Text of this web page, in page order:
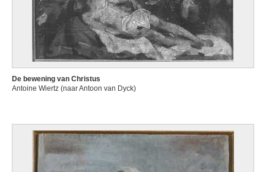
De bewening van Christus
Antoine Wiertz (naar Antoon van Dyck)